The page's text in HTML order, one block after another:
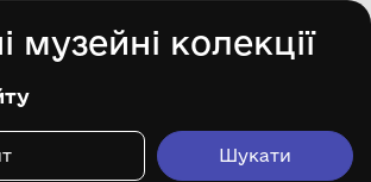
музейні колекції